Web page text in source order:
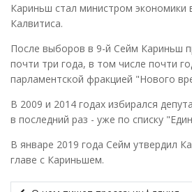
Кариньш стал министром экономики
Калвитиса.
После выборов в 9-й Сейм Кариньш
почти три года, в том числе почти
парламентской фракцией "Нового
В 2009 и 2014 годах избирался
в последний раз - уже по списку
В январе 2019 года Сейм утвердил
главе с Кариньшем.